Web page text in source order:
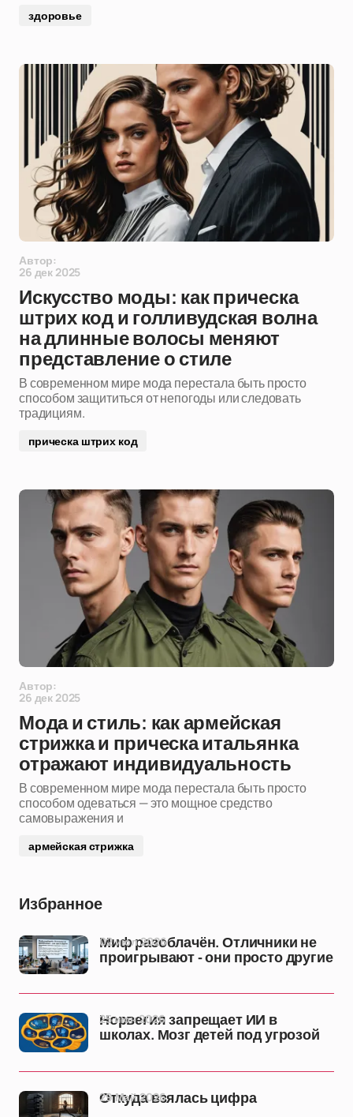
здоровье
Автор:
26 дек 2025
Искусство моды: как прическа
штрих код и голливудская волна
на длинные волосы меняют
представление о стиле
В современном мире мода перестала быть просто
способом защититься от непогоды или следовать
традициям.
прическа штрих код
Автор:
26 дек 2025
Мода и стиль: как армейская
стрижка и прическа итальянка
отражают индивидуальность
В современном мире мода перестала быть просто
способом одеваться — это мощное средство
самовыражения и
армейская стрижка
Избранное
Миф разоблачён. Отличники не
проигрывают - они просто другие
02 июл 2026
Норвегия запрещает ИИ в
школах. Мозг детей под угрозой
25 июн 2026
Откуда взялась цифра
29 Май 2026